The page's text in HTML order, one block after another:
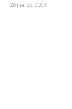
26 marzo, 2019